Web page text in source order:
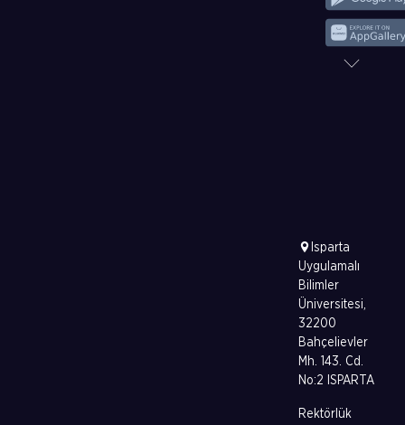
Isparta
Uygulamalı
Bilimler
Üniversitesi,
32200
Bahçelievler
Mh. 143. Cd.
No:2 ISPARTA
Rektörlük